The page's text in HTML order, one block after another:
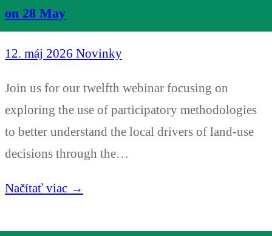
on 28 May
12. máj 2026 Novinky
Join us for our twelfth webinar focusing on
exploring the use of participatory methodologies
to better understand the local drivers of land-use
decisions through the…
Načítať viac →